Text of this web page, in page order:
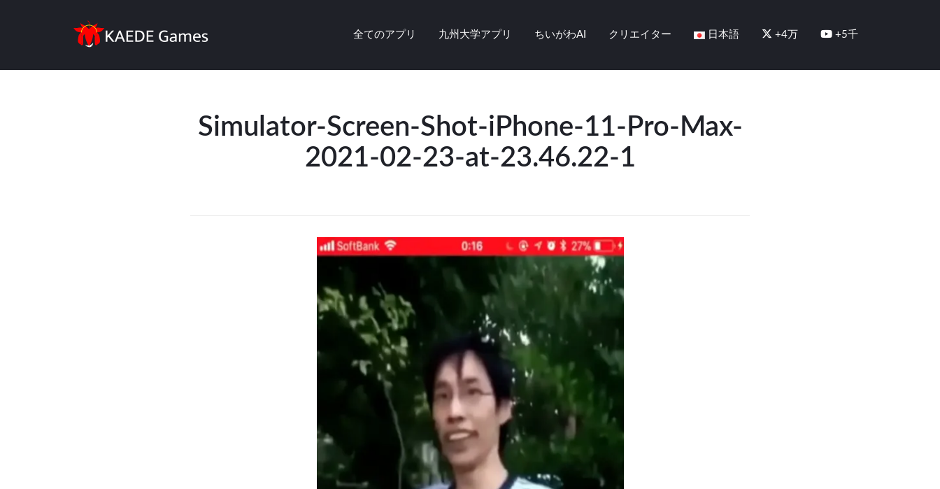
全てのアプリ 九州大学アプリ ちいがわAI クリエイター 日本語 +4万 +5千
Simulator-Screen-Shot-iPhone-11-Pro-Max-
2021-02-23-at-23.46.22-1